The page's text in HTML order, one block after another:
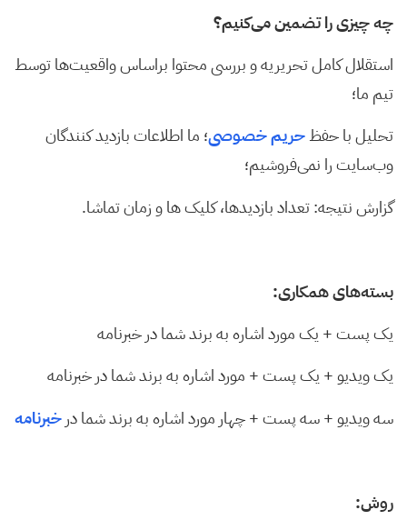
چه چیزی را تضمین می‌کنیم؟
استقلال کامل تحریریه و بررسی محتوا براساس واقعیت‌ها توسط
تیم ما؛
تحلیل با حفظحریم خصوصی؛ ما اطلاعات بازدید کنندگان
وب‌سایت را نمی‌فروشیم؛
گزارش نتیجه: تعداد بازدیدها، کلیک ها و زمان تماشا.
بسته‌های همکاری:
یک پست + یک مورد اشاره به برند شما در خبرنامه
یک ویدیو + یک پست + مورد اشاره به برند شما در خبرنامه
سه ویدیو + سه پست +‌ چهار مورد اشاره به برند شما در خبرنامه
روش: